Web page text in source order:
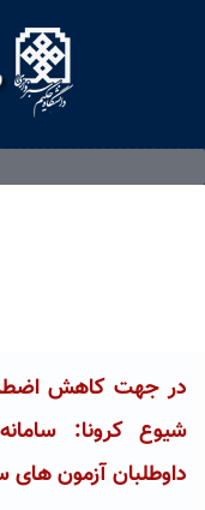
در جهت کاهش
شیوع کرونا:
داوطلبان آزمون های